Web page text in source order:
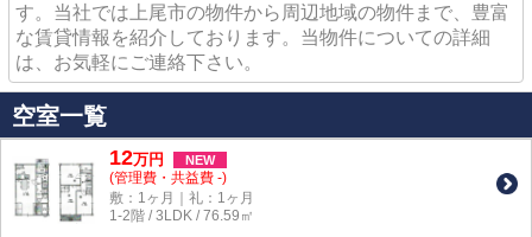
す。当社では上尾市の物件から周辺地域の物件まで、豊富
な賃貸情報を紹介しております。当物件についての詳細
は、お気軽にご連絡下さい。
空室一覧
12万円 NEW
(管理費・共益費 -)
敷：1ヶ月｜礼：1ヶ月
1-2階 / 3LDK / 76.59㎡